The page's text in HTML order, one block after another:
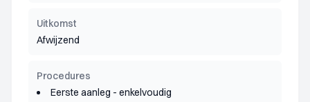
Uitkomst
Afwijzend
Procedures
Eerste aanleg - enkelvoudig